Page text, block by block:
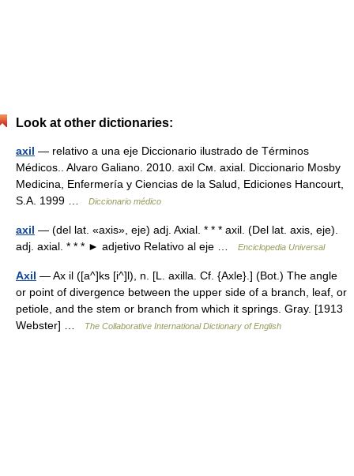
Look at other dictionaries:
axil — relativo a una eje Diccionario ilustrado de Términos
Médicos.. Alvaro Galiano. 2010. axil См. axial. Diccionario Mosby
Medicina, Enfermería y Ciencias de la Salud, Ediciones Hancourt,
S.A. 1999 …
Diccionario médico
axil — (del lat. «axis», eje) adj. Axial. * * * axil. (Del lat. axis, eje).
adj. axial. * * * ► adjetivo Relativo al eje …
Enciclopedia Universal
Axil — Ax il ([a^]ks [i^]l), n. [L. axilla. Cf. {Axle}.] (Bot.) The angle
or point of divergence between the upper side of a branch, leaf, or
petiole, and the stem or branch from which it springs. Gray. [1913
Webster] …
The Collaborative International Dictionary of English